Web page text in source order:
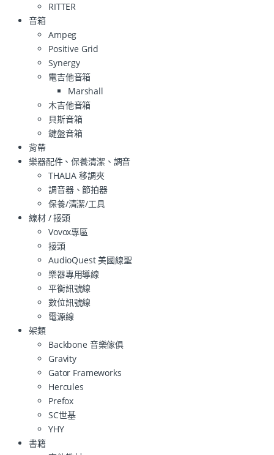
RITTER
音箱
Ampeg
Positive Grid
Synergy
電吉他音箱
Marshall
木吉他音箱
貝斯音箱
鍵盤音箱
背帶
樂器配件、保養清潔、調音
THALIA 移調夾
調音器、節拍器
保養/清潔/工具
線材 / 接頭
Vovox專區
接頭
AudioQuest 美國線聖
樂器專用導線
平衡訊號線
數位訊號線
電源線
架類
Backbone 音樂傢俱
Gravity
Gator Frameworks
Hercules
Prefox
SC世基
YHY
書籍